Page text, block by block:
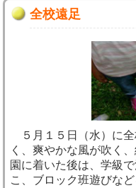
全校遠足
５月１５日（水）に
く、爽やかな風が吹く
園に着いた後は、学級
こ、ブロック班遊びな